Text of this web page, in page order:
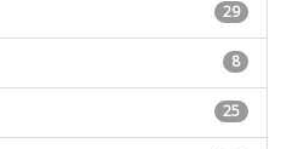
29
8
25